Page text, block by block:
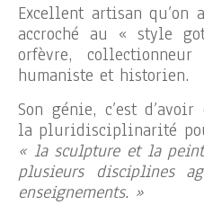
Excellent artisan qu’on
accroché au « style
orfèvre,
humaniste et historien.
Son génie, c’est
la pluridisciplinarité
« la sculpture et la
plusieurs disciplines
enseignements. »